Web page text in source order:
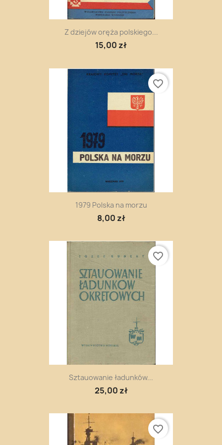
Z dziejów oręża polskiego...
15,00 zł
1979 Polska na morzu
8,00 zł
favorite_border
Sztauowanie ładunków...
25,00 zł
favorite_border
favorite_border